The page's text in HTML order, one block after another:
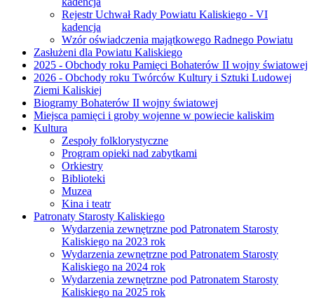
Rejestr Uchwał Rady Powiatu Kaliskiego - VI
kadencja
Wzór oświadczenia majątkowego Radnego Powiatu
Zasłużeni dla Powiatu Kaliskiego
2025 - Obchody roku Pamięci Bohaterów II wojny światowej
2026 - Obchody roku Twórców Kultury i Sztuki Ludowej
Ziemi Kaliskiej
Biogramy Bohaterów II wojny światowej
Miejsca pamięci i groby wojenne w powiecie kaliskim
Kultura
Zespoły folklorystyczne
Program opieki nad zabytkami
Orkiestry
Biblioteki
Muzea
Kina i teatr
Patronaty Starosty Kaliskiego
Wydarzenia zewnętrzne pod Patronatem Starosty
Kaliskiego na 2023 rok
Wydarzenia zewnętrzne pod Patronatem Starosty
Kaliskiego na 2024 rok
Wydarzenia zewnętrzne pod Patronatem Starosty
Kaliskiego na 2025 rok